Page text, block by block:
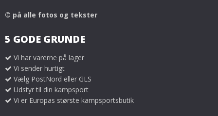
© på alle fotos og tekster
5 GODE GRUNDE
Vi har varerne på lager
Vi sender hurtigt
Vælg PostNord eller GLS
Udstyr til din kampsport
Vi er Europas største kampsportsbutik